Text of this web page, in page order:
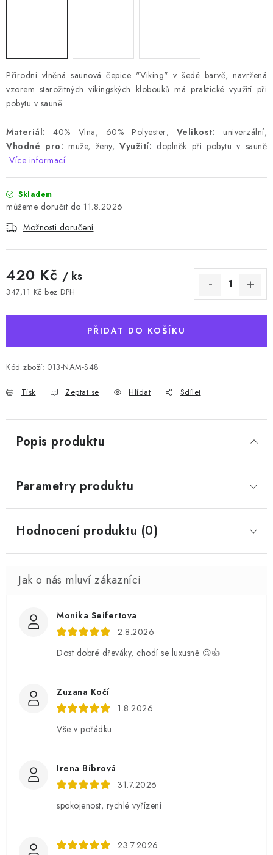
Přírodní vlněná saunová čepice "Viking" v šedé barvě, navržená
vzorem starožitných vikingských klobouků má praktické využití při
pobytu v sauně.
Materiál: 40% Vlna, 60% Polyester; Velikost: univerzální,
Vhodné pro: muže, ženy, Využití: doplněk při pobytu v sauně
Více informací
Skladem
11.8.2026
Možnosti doručení
420 Kč / ks
347,11 Kč bez DPH
PŘIDAT DO KOŠÍKU
Kód zboží: 013-NAM-S48
Tisk Zeptat se Hlídat Sdílet
Popis produktu
Parametry produktu
Hodnocení produktu (0)
Monika Seifertova
2.8.2026
Dost dobré dřeváky, chodí se luxusně 😉👍
Zuzana Kočí
1.8.2026
Vše v pořádku.
Irena Bíbrová
31.7.2026
spokojenost, rychlé vyřízení
23.7.2026